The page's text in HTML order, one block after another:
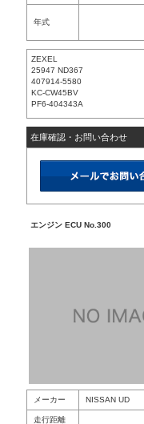
年式
ZEXEL
25947 ND367
407914-5580
KC-CW45BV
PF6-404343A
在庫確認・お問い合わせ
エンジン ECU No.300
メーカー NISSAN UD
走行距離